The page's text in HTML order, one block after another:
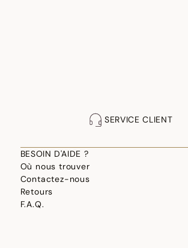
SERVICE CLIENT
BESOIN D'AIDE ?
Où nous trouver
Contactez-nous
Retours
F.A.Q.